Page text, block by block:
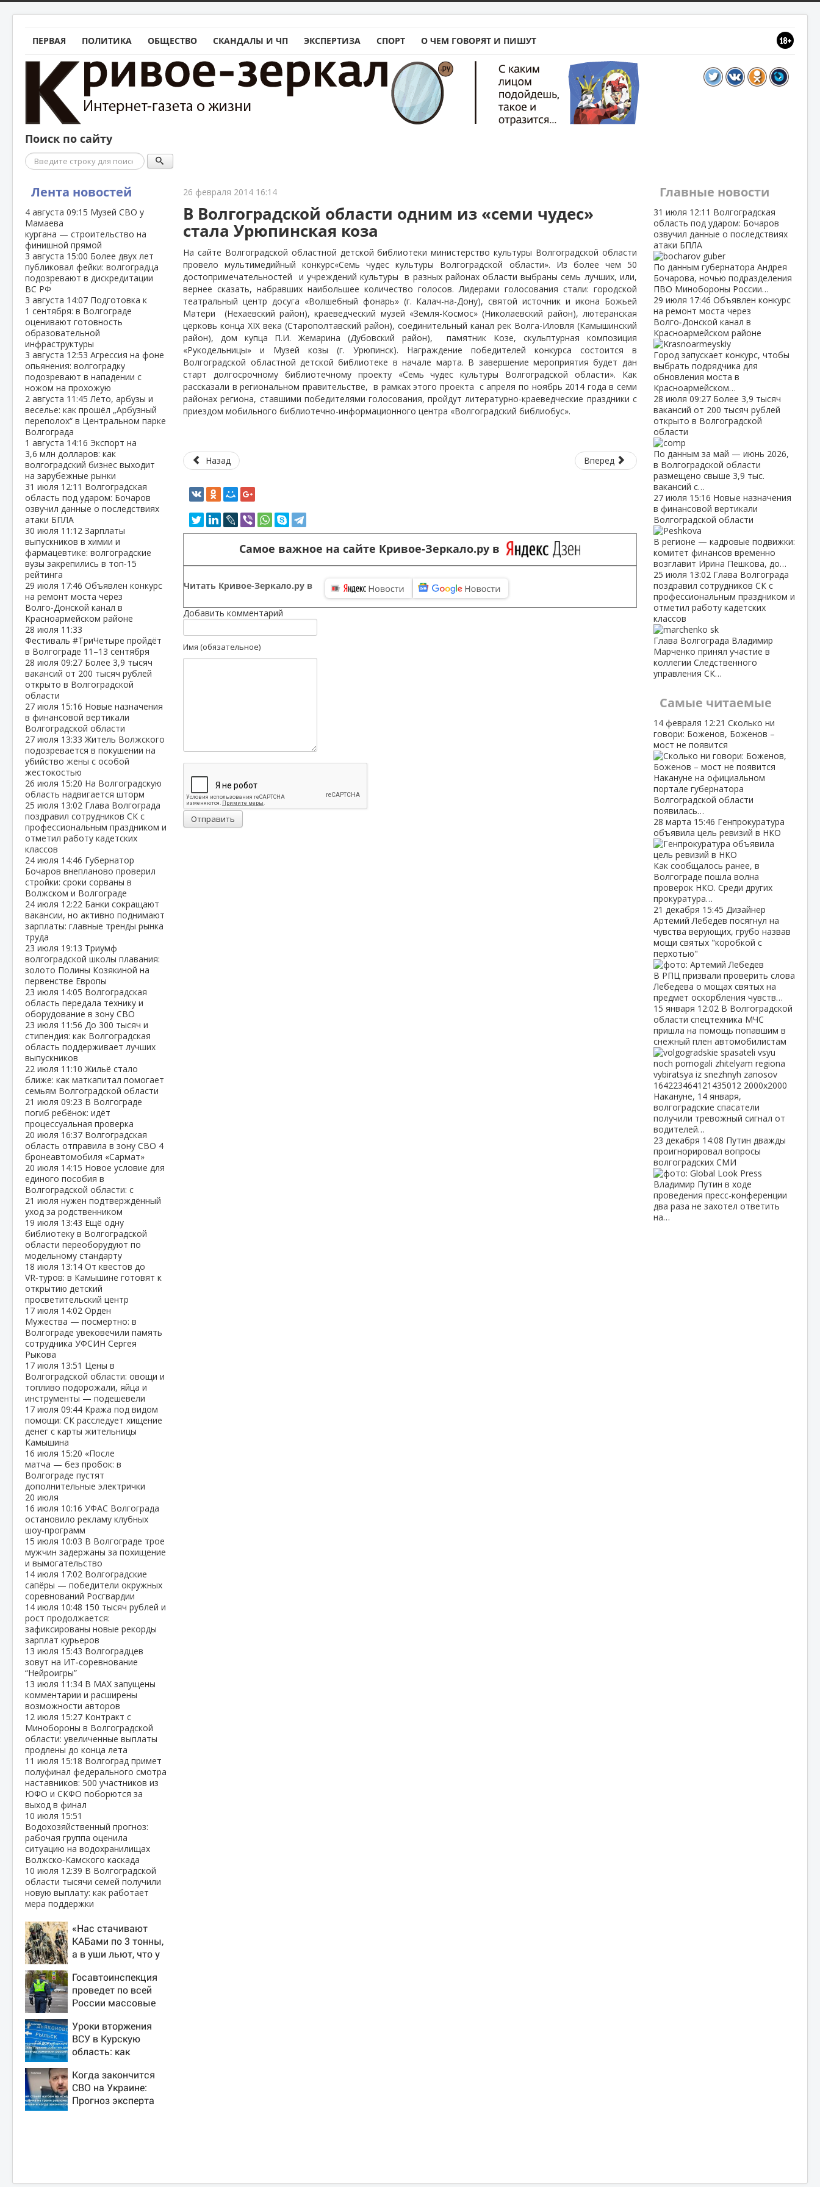
ПЕРВАЯ ПОЛИТИКА ОБЩЕСТВО СКАНДАЛЫ И ЧП ЭКСПЕРТИЗА СПОРТ О ЧЕМ ГОВОРЯТ И ПИШУТ
Поиск по сайту
Поиск
Лента новостей
4 августа 09:15 Музей СВО у
Мамаева
кургана — строительство на
финишной прямой
3 августа 15:00 Более двух лет
публиковал фейки: волгоградца
подозревают в дискредитации
ВС РФ
3 августа 14:07 Подготовка к
1 сентября: в Волгограде
оценивают готовность
образовательной
инфраструктуры
3 августа 12:53 Агрессия на фоне
опьянения: волгоградку
подозревают в нападении с
ножом на прохожую
2 августа 11:45Лето, арбузы и
веселье: как прошёл „Арбузный
переполох“ в Центральном парке
Волгограда
1 августа 14:16 Экспорт на
3,6 млн долларов: как
волгоградский бизнес выходит
на зарубежные рынки
31 июля 12:11 Волгоградская
область под ударом: Бочаров
озвучил данные о последствиях
атаки БПЛА
30 июля 11:12 Зарплаты
выпускников в химии и
фармацевтике: волгоградские
вузы закрепились в топ‑15
рейтинга
29 июля 17:46 Объявлен конкурс
на ремонт моста через
Волго‑Донской канал в
Красноармейском районе
28 июля 11:33
Фестиваль #ТриЧетыре пройдёт
в Волгограде 11–13 сентября
28 июля 09:27 Более 3,9 тысяч
вакансий от 200 тысяч рублей
открыто в Волгоградской
области
27 июля 15:16 Новые назначения
в финансовой вертикали
Волгоградской области
27 июля 13:33Житель Волжского
подозревается в покушении на
убийство жены с особой
жестокостью
26 июля 15:20 На Волгоградскую
область надвигается шторм
25 июля 13:02 Глава Волгограда
поздравил сотрудников СК с
профессиональным праздником и
отметил работу кадетских
классов
24 июля 14:46 Губернатор
Бочаров внепланово проверил
стройки: сроки сорваны в
Волжском и Волгограде
24 июля 12:22 Банки сокращают
вакансии, но активно поднимают
зарплаты: главные тренды рынка
труда
23 июля 19:13 Триумф
волгоградской школы плавания:
золото Полины Козякиной на
первенстве Европы
23 июля 14:05 Волгоградская
область передала технику и
оборудование в зону СВО
23 июля 11:56 До 300 тысяч и
стипендия: как Волгоградская
область поддерживает лучших
выпускников
22 июля 11:10Жильё стало
ближе: как маткапитал помогает
семьям Волгоградской области
21 июля 09:23 В Волгограде
погиб ребёнок: идёт
процессуальная проверка
20 июля 16:37 Волгоградская
область отправила в зону СВО 4
бронеавтомобиля «Сармат»
20 июля 14:15 Новое условие для
единого пособия в
Волгоградской области: с
21 июля нужен подтверждённый
уход за родственником
19 июля 13:43 Ещё одну
библиотеку в Волгоградской
области переоборудуют по
модельному стандарту
18 июля 13:14 От квестов до
VR‑туров: в Камышине готовят к
открытию детский
просветительский центр
17 июля 14:02 Орден
Мужества — посмертно: в
Волгограде увековечили память
сотрудника УФСИН Сергея
Рыкова
17 июля 13:51 Цены в
Волгоградской области: овощи и
топливо подорожали, яйца и
инструменты — подешевели
17 июля 09:44 Кража под видом
помощи: СК расследует хищение
денег с карты жительницы
Камышина
16 июля 15:20 «После
матча — без пробок: в
Волгограде пустят
дополнительные электрички
20 июля
16 июля 10:16 УФАС Волгограда
остановило рекламу клубных
шоу‑программ
15 июля 10:03 В Волгограде трое
мужчин задержаны за похищение
и вымогательство
14 июля 17:02 Волгоградские
сапёры — победители окружных
соревнований Росгвардии
14 июля 10:48 150 тысяч рублей и
рост продолжается:
зафиксированы новые рекорды
зарплат курьеров
13 июля 15:43 Волгоградцев
зовут на ИТ‑соревнование
“Нейроигры”
13 июля 11:34 В МАХ запущены
комментарии и расширены
возможности авторов
12 июля 15:27 Контракт с
Минобороны в Волгоградской
области: увеличенные выплаты
продлены до конца лета
11 июля 15:18 Волгоград примет
полуфинал федерального смотра
наставников: 500 участников из
ЮФО и СКФО поборются за
выход в финал
10 июля 15:51
Водохозяйственный прогноз:
рабочая группа оценила
ситуацию на водохранилищах
Волжско‑Камского каскада
10 июля 12:39 В Волгоградской
области тысячи семей получили
новую выплату: как работает
мера поддержки
«Нас стачивают
КАБами по 3 тонны,
а в уши льют, что у
резервов»
Госавтоинспекция
проведет по всей
России массовые
Уроки вторжения
ВСУ в Курскую
область: как
два года назад
навсегда изменили
российскую армию
Когда закончится
СВО на Украине:
Прогноз эксперта
26 февраля 2014 16:14
В Волгоградской области одним из «семи чудес»
стала Урюпинская коза
На сайте Волгоградской областной детской библиотеки министерство культуры Волгоградской области
провело мультимедийный конкурс«Семь чудес культуры Волгоградской области». Из более чем 50
достопримечательностей
и учреждений культуры в разных районах области выбраны семь лучших, или,
вернее сказать, набравших наибольшее количество голосов. Лидерами голосования стали: городской
театральный центр досуга «Волшебный фонарь» (г. Калач-на-Дону), святой источник и икона Божьей
Матери
(Нехаевский район), краеведческий музей «Земля-Космос» (Николаевский район), лютеранская
церковь конца XIX века (Старополтавский район), соединительный канал рек Волга-Иловля (Камышинский
район), дом купца П.И. Жемарина (Дубовский район),
памятник Козе, скульптурная композиция
«Рукодельницы» и Музей козы (г. Урюпинск). Награждение победителей конкурса состоится в
Волгоградской областной детской библиотеке в начале марта. В завершение мероприятия будет дан
старт долгосрочному библиотечному проекту «Семь чудес культуры Волгоградской области». Как
рассказали в региональном правительстве, в рамках этого проекта с апреля по ноябрь 2014 года в семи
районах региона, ставшими победителями голосования, пройдут литературно-краеведческие праздники с
приездом мобильного библиотечно-информационного центра «Волгоградский библиобус».
Назад Вперед
Самое важное на сайте Кривое-Зеркало.ру в
Читать Кривое-Зеркало.ру в
Добавить комментарий
Имя (обязательное)
Отправить
Главные новости
31 июля 12:11 Волгоградская
область под ударом: Бочаров
озвучил данные о последствиях
атаки БПЛА
По данным губернатора Андрея
Бочарова, ночью подразделения
ПВО Минобороны России…
29 июля 17:46 Объявлен конкурс
на ремонт моста через
Волго‑Донской канал в
Красноармейском районе
Город запускает конкурс, чтобы
выбрать подрядчика для
обновления моста в
Красноармейском…
28 июля 09:27 Более 3,9 тысяч
вакансий от 200 тысяч рублей
открыто в Волгоградской
области
По данным за май — июнь 2026,
в Волгоградской области
размещено свыше 3,9 тыс.
вакансий с…
27 июля 15:16 Новые назначения
в финансовой вертикали
Волгоградской области
В регионе — кадровые подвижки:
комитет финансов временно
возглавит Ирина Пешкова, до…
25 июля 13:02 Глава Волгограда
поздравил сотрудников СК с
профессиональным праздником и
отметил работу кадетских
классов
Глава Волгограда Владимир
Марченко принял участие в
коллегии Следственного
управления СК…
Самые читаемые
14 февраля 12:21 Сколько ни
говори: Боженов, Боженов –
мост не появится
Накануне на официальном
портале губернатора
Волгоградской области
появилась…
28 марта 15:46 Генпрокуратура
объявила цель ревизий в НКО
Как сообщалось ранее, в
Волгограде пошла волна
проверок НКО. Среди других
прокуратура…
21 декабря 15:45 Дизайнер
Артемий Лебедев посягнул на
чувства верующих, грубо назвав
мощи святых "коробкой с
перхотью"
В РПЦ призвали проверить слова
Лебедева о мощах святых на
предмет оскорбления чувств…
15 января 12:02 В Волгоградской
области спецтехника МЧС
пришла на помощь попавшим в
снежный плен автомобилистам
Накануне, 14 января,
волгоградские спасатели
получили тревожный сигнал от
водителей…
23 декабря 14:08 Путин дважды
проигнорировал вопросы
волгоградских СМИ
Владимир Путин в ходе
проведения пресс-конференции
два раза не захотел ответить
на…